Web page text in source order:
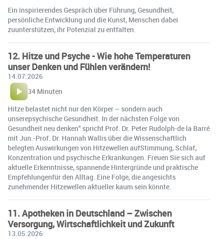
Ein inspirierendes Gespräch über Führung, Gesundheit,
persönliche Entwicklung und die Kunst, Menschen dabei
zuunterstützen, ihr Potenzial zu entfalten.
12. Hitze und Psyche - Wie hohe Temperaturen
unser Denken und Fühlen verändern!
14.07.2026
34 Minuten
Hitze belastet nicht nur den Körper – sondern auch
unserepsychische Gesundheit. In der nächsten Folge von
Gesundheit neu denken“ spricht Prof. Dr. Peter Rudolph-de la Barré
mit Jun.-Prof. Dr. Hannah Wallis über die Wissenschaftlich
belegten Auswirkungen von Hitzewellen aufStimmung, Schlaf,
Konzentration und psychische Erkrankungen. Freuen Sie sich auf
aktuelle Erkenntnisse, spannende Hintergründe und praktische
Empfehlungenfür den Alltag. Eine Folge, die angesichts
zunehmender Hitzewellen aktueller kaum sein könnte.
11. Apotheken in Deutschland – Zwischen
Versorgung, Wirtschaftlichkeit und Zukunft
13.05.2026